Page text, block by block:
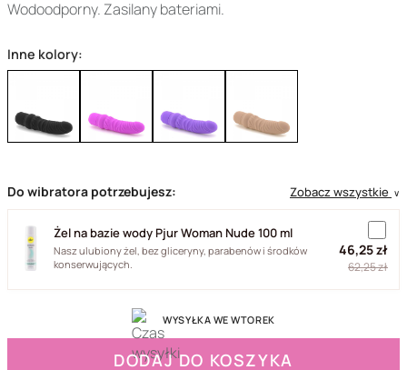
Wodoodporny. Zasilany bateriami.
Inne kolory:
Do wibratora potrzebujesz: Zobacz wszystkie ∨
Żel na bazie wody Pjur Woman Nude 100 ml
Nasz ulubiony żel, bez gliceryny, parabenów i środków
konserwujących.
46,25 zł
62,25 zł
WYSYŁKA WE WTOREK
DODAJ DO KOSZYKA